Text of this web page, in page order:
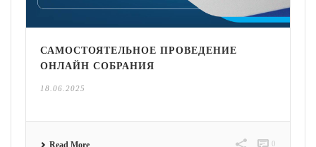
САМОСТОЯТЕЛЬНОЕ ПРОВЕДЕНИЕ
ОНЛАЙН СОБРАНИЯ
18.06.2025
Read More 0